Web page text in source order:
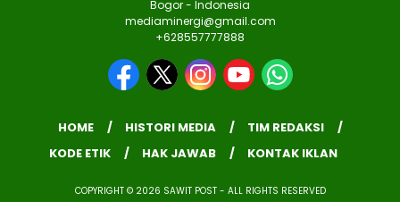
Bogor - Indonesia
mediaminergi@gmail.com
+628557777888
HOME HISTORI MEDIA
TIM REDAKSI
KODE ETIK
HAK JAWAB KONTAK IKLAN
COPYRIGHT © 2026 SAWIT POST - ALL RIGHTS RESERVED